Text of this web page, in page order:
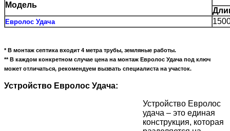
Модель
Евролос Удача
* В монтаж септика входит 4 метра трубы, земляные работы.
** В каждом конкретном случае цена на монтаж Евролос Удача под ключ
может отличаться, рекомендуем вызвать специалиста на участок.
Устройство Евролос Удача:
Устройство Евролос
удача – это единая
конструкция, которая